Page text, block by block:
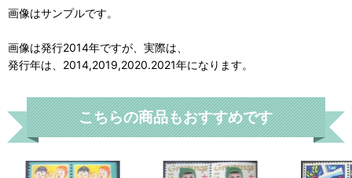
画像はサンプルです。
画像は発行2014年ですが、実際は、
発行年は、2014,2019,2020.2021年になります。
こちらの商品もおすすめです